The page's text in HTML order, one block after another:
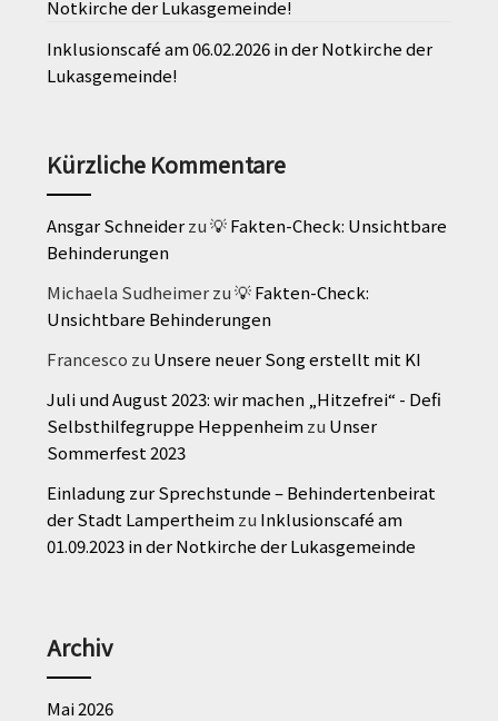
Notkirche der Lukasgemeinde!
Inklusionscafé am 06.02.2026 in der Notkirche der
Lukasgemeinde!
Kürzliche Kommentare
Ansgar Schneiderzu💡 Fakten-Check: Unsichtbare
Behinderungen
Michaela Sudheimerzu💡 Fakten-Check:
Unsichtbare Behinderungen
Francesco zu Unsere neuer Song erstellt mit KI
Juli und August 2023: wir machen „Hitzefrei“ - Defi
Selbsthilfegruppe Heppenheim zu Unser
Sommerfest 2023
Einladung zur Sprechstunde – Behindertenbeirat
der Stadt Lampertheim zu Inklusionscafé am
01.09.2023 in der Notkirche der Lukasgemeinde
Archiv
Mai 2026